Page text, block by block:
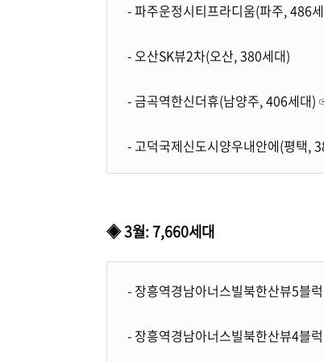
- 파주운정시티프라디움(파주, 486
- 오산SK뷰2차(오산, 380세대)
- 금곡역한신더휴(남양주, 406세대
- 고덕국제신도시양우내안에(평택,
◈ 3월: 7,660세대
- 장흥역경남아너스빌북한산뷰5블
- 장흥역경남아너스빌북한산뷰4블